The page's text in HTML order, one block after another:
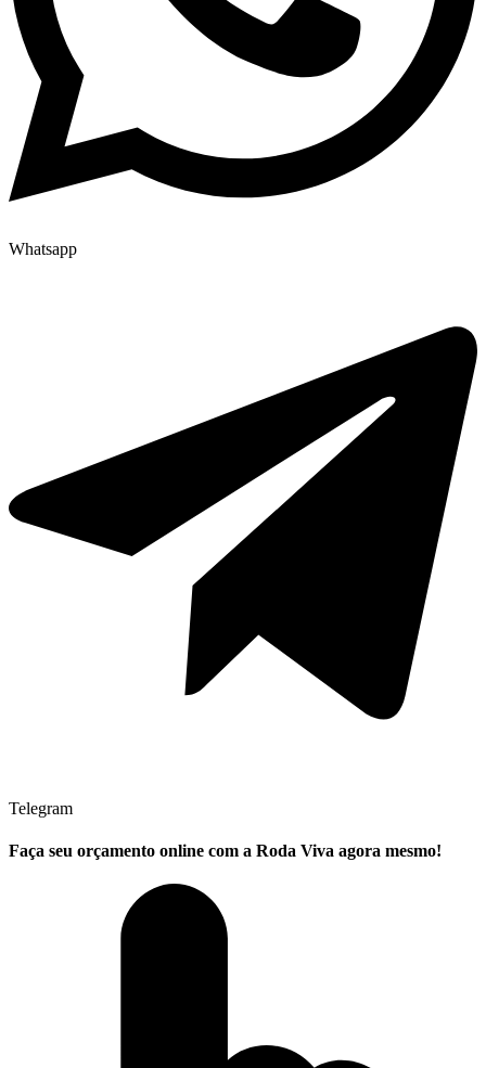
Whatsapp
Telegram
Faça seu orçamento online com a Roda Viva agora mesmo!